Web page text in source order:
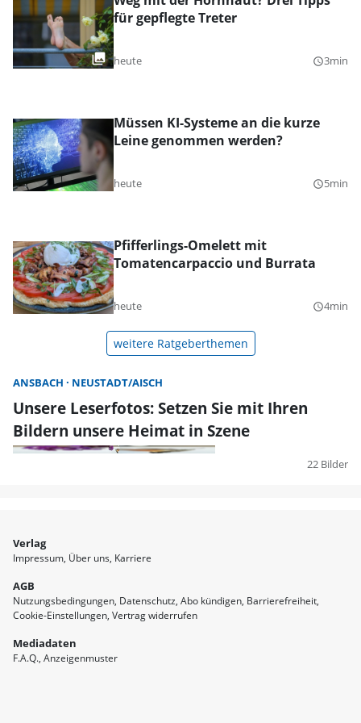
für gepflegte Treter
heute query_builder3min
Müssen KI-Systeme an die kurze
Leine genommen werden?
heute query_builder5min
Pfifferlings-Omelett mit
Tomatencarpaccio und Burrata
heute query_builder4min
weitere Ratgeberthemen
ANSBACH NEUSTADT/AISCH
Unsere Leserfotos: Setzen Sie mit Ihren
Bildern unsere Heimat in Szene
22 Bilder
Verlag
Impressum Über uns Karriere
AGB
Nutzungsbedingungen Datenschutz Abo kündigen Barrierefreiheit
Cookie-Einstellungen Vertrag widerrufen
Mediadaten
F.A.Q. Anzeigenmuster